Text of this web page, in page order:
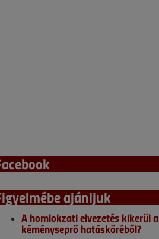
ajánljuk
A homlokzati elvezetés kikerül a
kéményseprő hatásköréből?